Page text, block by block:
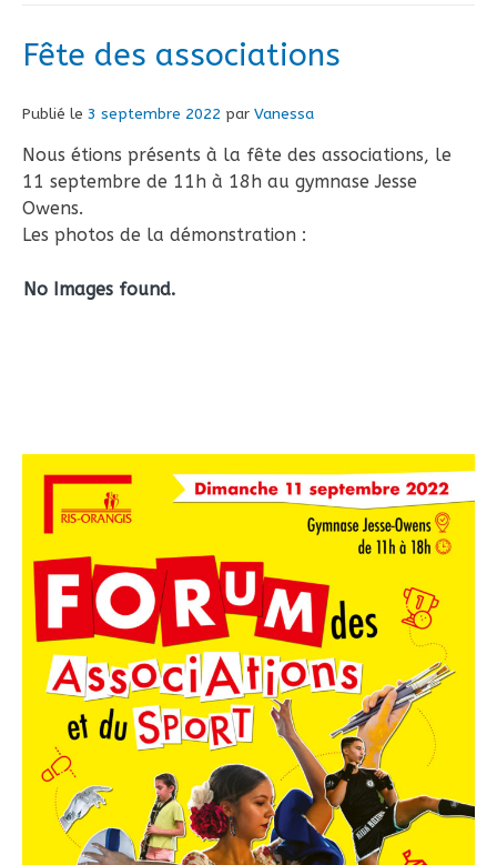
Fête des associations
Publié le 3 septembre 2022 par Vanessa
Nous étions présents à la fête des associations, le
11 septembre de 11h à 18h au gymnase Jesse
Owens.
Les photos de la démonstration :
No Images found.